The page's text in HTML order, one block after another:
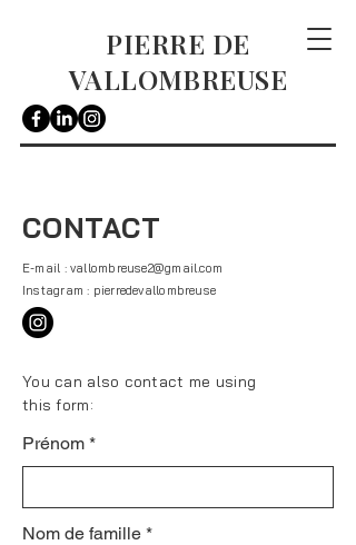
PIERRE DE
VALLOMBREUSE
CONTACT
E-mail : vallombreuse2@gmail.com
Instagram : pierredevallombreuse
You can also contact me using
this form:
Prénom
Nom de famille